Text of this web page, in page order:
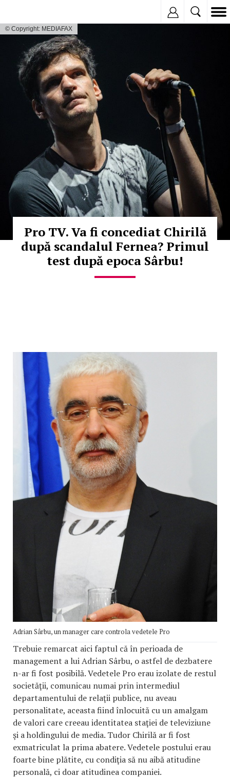
© Copyright: MEDIAFAX
Pro TV. Va fi concediat Chirilă
după scandalul Fernea? Primul
test după epoca Sârbu!
Adrian Sârbu, un manager care controla vedetele Pro
Trebuie remarcat aici faptul că în perioada de
management a lui Adrian Sârbu, o astfel de dezbatere
n-ar fi fost posibilă. Vedetele Pro erau izolate de restul
societăţii, comunicau numai prin intermediul
departamentului de relaţii publice, nu aveau
personalitate, aceasta fiind înlocuită cu un amalgam
de valori care creeau identitatea staţiei de televiziune
şi a holdingului de media. Tudor Chirilă ar fi fost
exmatriculat la prima abatere. Vedetele postului erau
foarte bine plătite, cu condiţia să nu aibă atitudine
personală, ci doar atitudinea companiei.